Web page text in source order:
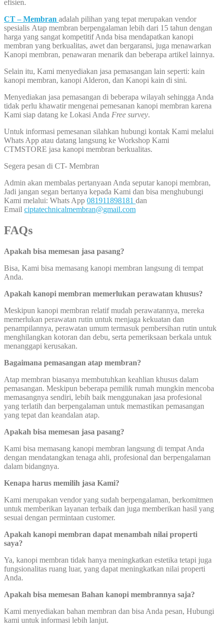
efisien.
CT – Membran adalah pilihan yang tepat merupakan vendor
spesialis Atap membran berpengalaman lebih dari 15 tahun dengan
harga yang sangat kompetitif Anda bisa mendapatkan kanopi
membran yang berkualitas, awet dan bergaransi, juga menawarkan
Kanopi membran, penawaran menarik dan beberapa artikel lainnya.
Selain itu, Kami menyediakan jasa pemasangan lain seperti: kain
kanopi membran, kanopi Alderon, dan Kanopi kain di sini.
Menyediakan jasa pemasangan di beberapa wilayah sehingga Anda
tidak perlu khawatir mengenai pemesanan kanopi membran karena
Kami siap datang ke Lokasi Anda Free survey.
Untuk informasi pemesanan silahkan hubungi kontak Kami melalui
Whats App atau datang langsung ke Workshop Kami
CTMSTORE jasa kanopi membran berkualitas.
Segera pesan di CT- Membran
Admin akan membalas pertanyaan Anda seputar kanopi membran,
Jadi jangan segan bertanya kepada Kami dan bisa menghubungi
Kami melalui: Whats App 081911898181 dan
Email ciptatechnicalmembran@gmail.com
FAQs
Apakah bisa memesan jasa pasang?
Bisa, Kami bisa memasang kanopi membran langsung di tempat
Anda.
Apakah kanopi membran memerlukan perawatan khusus?
Meskipun kanopi membran relatif mudah perawatannya, mereka
memerlukan perawatan rutin untuk menjaga kekuatan dan
penampilannya, perawatan umum termasuk pembersihan rutin untuk
menghilangkan kotoran dan debu, serta pemeriksaan berkala untuk
menanggapi kerusakan.
Bagaimana pemasangan atap membran?
Atap membran biasanya membutuhkan keahlian khusus dalam
pemasangan. Meskipun beberapa pemilik rumah mungkin mencoba
memasangnya sendiri, lebih baik menggunakan jasa profesional
yang terlatih dan berpengalaman untuk memastikan pemasangan
yang tepat dan keandalan atap.
Apakah bisa memesan jasa pasang?
Kami bisa memasang kanopi membran langsung di tempat Anda
dengan mendatangkan tenaga ahli, profesional dan berpengalaman
dalam bidangnya.
Kenapa harus memilih jasa Kami?
Kami merupakan vendor yang sudah berpengalaman, berkomitmen
untuk memberikan layanan terbaik dan juga memberikan hasil yang
sesuai dengan permintaan customer.
Apakah kanopi membran dapat menambah nilai properti
saya?
Ya, kanopi membran tidak hanya meningkatkan estetika tetapi juga
fungsionalitas ruang luar, yang dapat meningkatkan nilai properti
Anda.
Apakah bisa memesan Bahan kanopi membrannya saja?
Kami menyediakan bahan membran dan bisa Anda pesan, Hubungi
kami untuk informasi lebih lanjut.